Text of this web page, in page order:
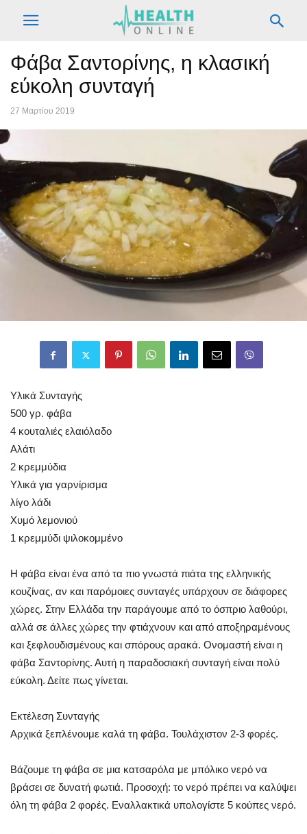
Φάβα Σαντορίνης, η κλασική
εύκολη συνταγή
27 Μαρτίου 2019
Υλικά Συνταγής
500 γρ. φάβα
4 κουταλιές ελαιόλαδο
Αλάτι
2 κρεμμύδια
Υλικά για γαρνίρισμα
λίγο λάδι
Χυμό λεμονιού
1 κρεμμύδι ψιλοκομμένο
Η φάβα είναι ένα από τα πιο γνωστά πιάτα της ελληνικής
κουζίνας, αν και παρόμοιες συνταγές υπάρχουν σε διάφορες
χώρες. Στην Ελλάδα την παράγουμε από το όσπριο λαθούρι,
αλλά σε άλλες χώρες την φτιάχνουν και από αποξηραμένους
και ξεφλουδισμένους και σπόρους αρακά. Ονομαστή είναι η
φάβα Σαντορίνης. Αυτή η παραδοσιακή συνταγή είναι πολύ
εύκολη. Δείτε πως γίνεται.
Εκτέλεση Συνταγής
Αρχικά ξεπλένουμε καλά τη φάβα. Τουλάχιστον 2-3 φορές.
Βάζουμε τη φάβα σε μια κατσαρόλα με μπόλικο νερό να
βράσει σε δυνατή φωτιά. Προσοχή: το νερό πρέπει να καλύψει
όλη τη φάβα 2 φορές. Εναλλακτικά υπολογίστε 5 κούπες νερό.